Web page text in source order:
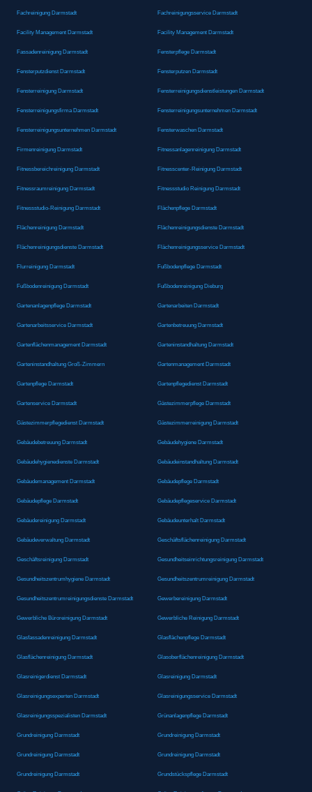
Fachreinigung Darmstadt Fachreinigungsservice Darmstadt
Facility Management Darmstadt Facility Management Darmstadt
Fassadenreinigung Darmstadt Fensterpflege Darmstadt
Fensterputzdienst Darmstadt Fensterputzen Darmstadt
Fensterreinigung Darmstadt Fensterreinigungsdienstleistungen Darmstadt
Fensterreinigungsfirma Darmstadt Fensterreinigungsunternehmen Darmstadt
Fensterreinigungsunternehmen Darmstadt Fensterwaschen Darmstadt
Firmenreinigung Darmstadt Fitnessanlagenreinigung Darmstadt
Fitnessbereichreinigung Darmstadt Fitnesscenter-Reinigung Darmstadt
Fitnessraumreinigung Darmstadt Fitnessstudio Reinigung Darmstadt
Fitnessstudio-Reinigung Darmstadt Flächenpflege Darmstadt
Flächenreinigung Darmstadt Flächenreinigungsdienste Darmstadt
Flächenreinigungsdienste Darmstadt Flächenreinigungsservice Darmstadt
Flurreinigung Darmstadt Fußbodenpflege Darmstadt
Fußbodenreinigung Darmstadt Fußbodenreinigung Dieburg
Gartenanlagenpflege Darmstadt Gartenarbeiten Darmstadt
Gartenarbeitsservice Darmstadt Gartenbetreuung Darmstadt
Gartenflächenmanagement Darmstadt Garteninstandhaltung Darmstadt
Garteninstandhaltung Groß-Zimmern Gartenmanagement Darmstadt
Gartenpflege Darmstadt Gartenpflegedienst Darmstadt
Gartenservice Darmstadt Gästezimmerpflege Darmstadt
Gästezimmerpflegedienst Darmstadt Gästezimmerreinigung Darmstadt
Gebäudebetreuung Darmstadt Gebäudehygiene Darmstadt
Gebäudehygienedienste Darmstadt Gebäudeinstandhaltung Darmstadt
Gebäudemanagement Darmstadt Gebäudepflege Darmstadt
Gebäudepflege Darmstadt Gebäudepflegeservice Darmstadt
Gebäudereinigung Darmstadt Gebäudeunterhalt Darmstadt
Gebäudeverwaltung Darmstadt Geschäftsflächenreinigung Darmstadt
Geschäftsreinigung Darmstadt Gesundheitseinrichtungsreinigung Darmstadt
Gesundheitszentrumhygiene Darmstadt Gesundheitszentrumreinigung Darmstadt
Gesundheitszentrumreinigungsdienste Darmstadt Gewerbereinigung Darmstadt
Gewerbliche Büroreinigung Darmstadt Gewerbliche Reinigung Darmstadt
Glasfassadenreinigung Darmstadt Glasflächenpflege Darmstadt
Glasflächenreinigung Darmstadt Glasoberflächenreinigung Darmstadt
Glasreinigerdienst Darmstadt Glasreinigung Darmstadt
Glasreinigungsexperten Darmstadt Glasreinigungsservice Darmstadt
Glasreinigungsspezialisten Darmstadt Grünanlagenpflege Darmstadt
Grundreinigung Darmstadt Grundreinigung Darmstadt
Grundreinigung Darmstadt Grundreinigung Darmstadt
Grundreinigung Darmstadt Grundstückspflege Darmstadt